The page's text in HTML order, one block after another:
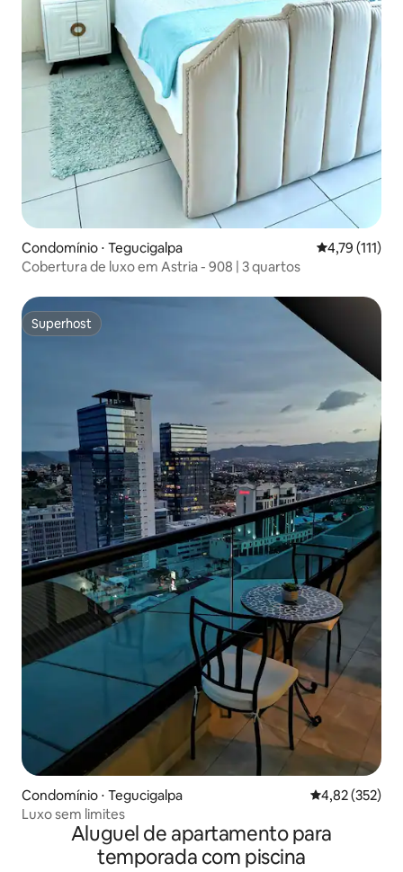
Condomínio ⋅ Tegucigalpa 4,79 de uma
4,79 (111)
Cobertura de luxo em Astria - 908 | 3 quartos
Superhost
Superhost
Condomínio ⋅ Tegucigalpa 4,82 de uma
4,82 (352)
Luxo sem limites
Aluguel de apartamento para
temporada com piscina